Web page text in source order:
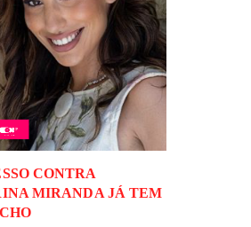
CONTRA
MIRANDA JÁ TEM